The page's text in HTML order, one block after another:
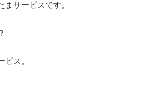
まサービスです。
ビス。